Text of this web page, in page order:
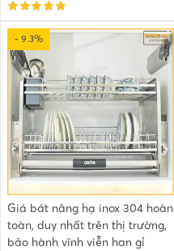
- 9.3%
Giá bát nâng hạ inox 304 hoàn
toàn, duy nhất trên thị trường,
bảo hành vĩnh viễn han gỉ